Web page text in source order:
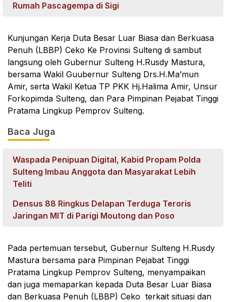
Rumah Pascagempa di Sigi
Kunjungan Kerja Duta Besar Luar Biasa dan Berkuasa
Penuh (LBBP) Ceko Ke Provinsi Sulteng di sambut
langsung oleh Gubernur Sulteng H.Rusdy Mastura,
bersama Wakil Guubernur Sulteng Drs.H.Ma’mun
Amir, serta Wakil Ketua TP PKK Hj.Halima Amir, Unsur
Forkopimda Sulteng, dan Para Pimpinan Pejabat Tinggi
Pratama Lingkup Pemprov Sulteng.
Baca Juga
Waspada Penipuan Digital, Kabid Propam Polda
Sulteng Imbau Anggota dan Masyarakat Lebih
Teliti
Densus 88 Ringkus Delapan Terduga Teroris
Jaringan MIT di Parigi Moutong dan Poso
Pada pertemuan tersebut, Gubernur Sulteng H.Rusdy
Mastura bersama para Pimpinan Pejabat Tinggi
Pratama Lingkup Pemprov Sulteng, menyampaikan
dan juga memaparkan kepada Duta Besar Luar Biasa
dan Berkuasa Penuh (LBBP) Ceko terkait situasi dan